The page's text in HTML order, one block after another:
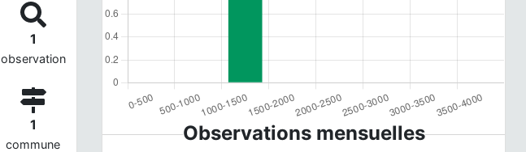
1
observation
1
commune Observations mensuelles